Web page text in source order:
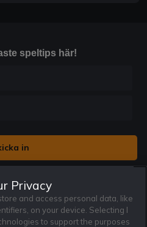
speltips här!
och jag är 18+. Regler
Privacy
and access personal data, like
on your device. Selecting I
to support the purposes